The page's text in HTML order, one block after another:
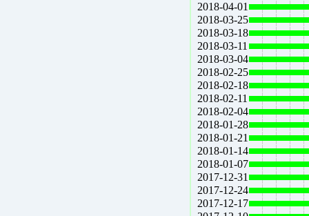
2018-04-01
2018-03-25
2018-03-18
2018-03-11
2018-03-04
2018-02-25
2018-02-18
2018-02-11
2018-02-04
2018-01-28
2018-01-21
2018-01-14
2018-01-07
2017-12-31
2017-12-24
2017-12-17